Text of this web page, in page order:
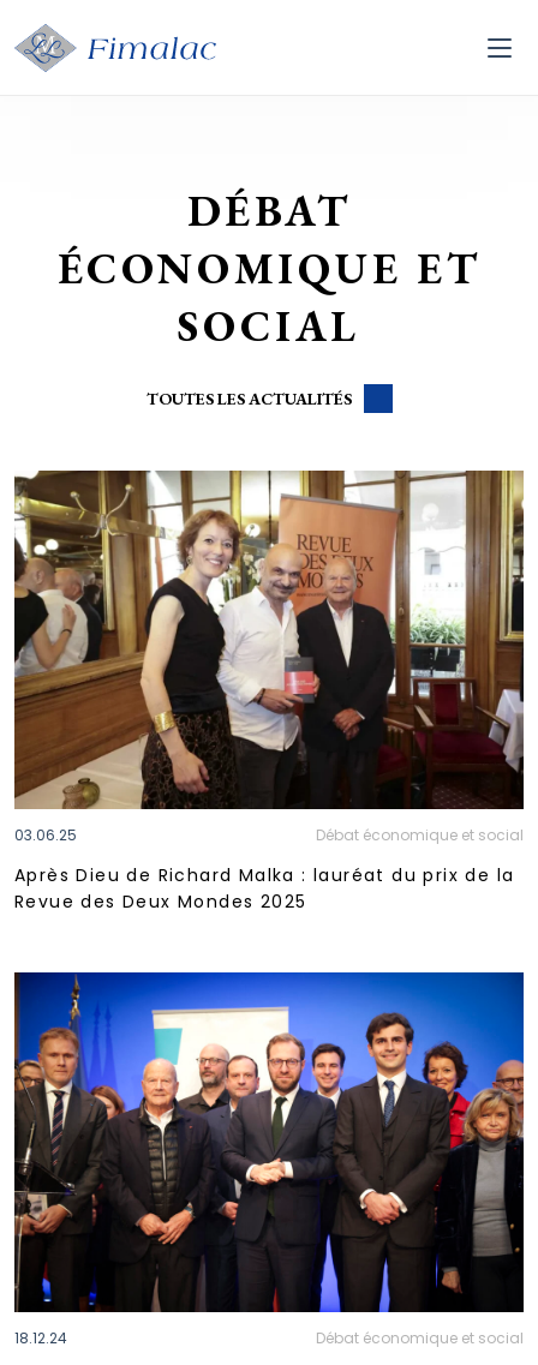
DÉBAT
ÉCONOMIQUE ET
SOCIAL
TOUTES LES ACTUALITÉS
03.06.25 Débat économique et social
Après Dieu de Richard Malka : lauréat du prix de la
Revue des Deux Mondes 2025
18.12.24 Débat économique et social